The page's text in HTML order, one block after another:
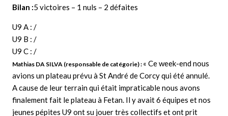
Bilan :5 victoires – 1 nuls – 2 défaites
U9 A : /
U9 B : /
U9 C : /
Mathias DA SILVA (responsable de catégorie) : « Ce week-end nous
avions un plateau prévu à St André de Corcy qui été annulé.
A cause de leur terrain qui était impraticable nous avons
finalement fait le plateau à Fetan. Il y avait 6 équipes et nos
jeunes pépites U9 ont su jouer très collectifs et ont prit